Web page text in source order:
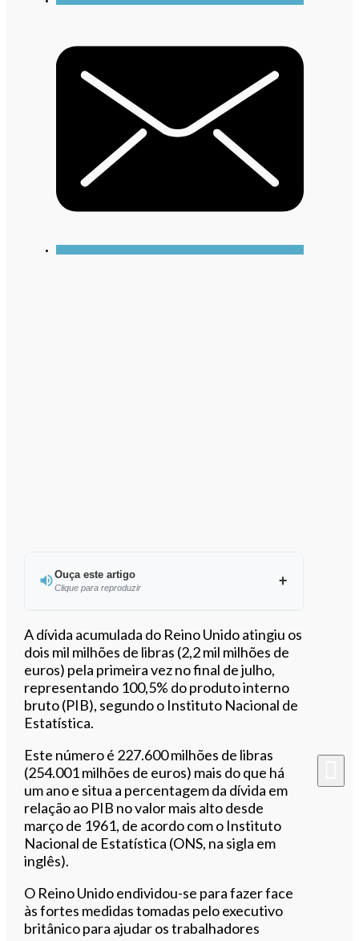
Ouça este artigo
Clique para reproduzir
Ouvir este artigo
A dívida acumulada do Reino Unido atingiu os
dois mil milhões de libras (2,2 mil milhões de
euros) pela primeira vez no final de julho,
representando 100,5% do produto interno
bruto (PIB), segundo o Instituto Nacional de
Estatística.
Este número é 227.600 milhões de libras
(254.001 milhões de euros) mais do que há
um ano e situa a percentagem da dívida em
relação ao PIB no valor mais alto desde
março de 1961, de acordo com o Instituto
Nacional de Estatística (ONS, na sigla em
inglês).
O Reino Unido endividou-se para fazer face
às fortes medidas tomadas pelo executivo
britânico para ajudar os trabalhadores